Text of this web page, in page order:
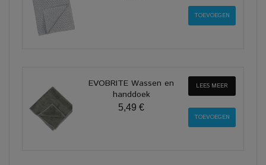
EVOBRITE Wassen en
handdoek
5,49 €
LEES MEER